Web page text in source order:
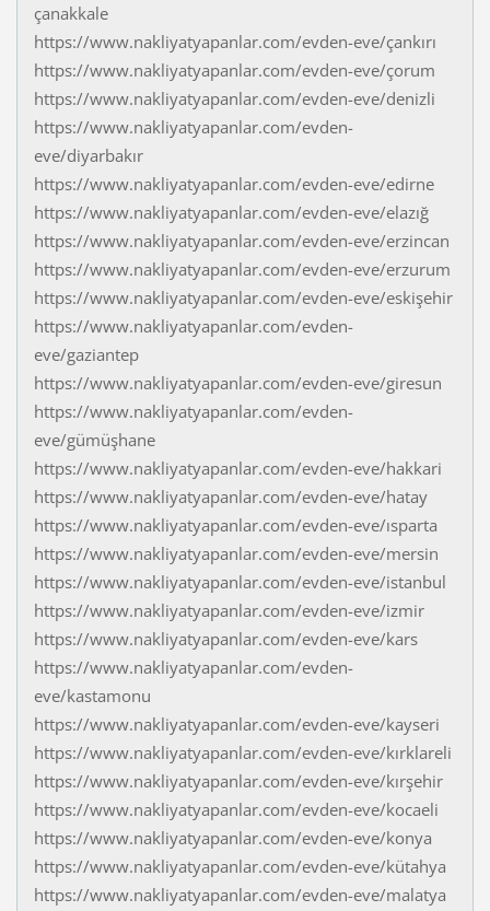
çanakkale
https://www.nakliyatyapanlar.com/evden-eve/çankırı
https://www.nakliyatyapanlar.com/evden-eve/çorum
https://www.nakliyatyapanlar.com/evden-eve/denizli
https://www.nakliyatyapanlar.com/evden-
eve/diyarbakır
https://www.nakliyatyapanlar.com/evden-eve/edirne
https://www.nakliyatyapanlar.com/evden-eve/elazığ
https://www.nakliyatyapanlar.com/evden-eve/erzincan
https://www.nakliyatyapanlar.com/evden-eve/erzurum
https://www.nakliyatyapanlar.com/evden-eve/eskişehir
https://www.nakliyatyapanlar.com/evden-
eve/gaziantep
https://www.nakliyatyapanlar.com/evden-eve/giresun
https://www.nakliyatyapanlar.com/evden-
eve/gümüşhane
https://www.nakliyatyapanlar.com/evden-eve/hakkari
https://www.nakliyatyapanlar.com/evden-eve/hatay
https://www.nakliyatyapanlar.com/evden-eve/ısparta
https://www.nakliyatyapanlar.com/evden-eve/mersin
https://www.nakliyatyapanlar.com/evden-eve/istanbul
https://www.nakliyatyapanlar.com/evden-eve/izmir
https://www.nakliyatyapanlar.com/evden-eve/kars
https://www.nakliyatyapanlar.com/evden-
eve/kastamonu
https://www.nakliyatyapanlar.com/evden-eve/kayseri
https://www.nakliyatyapanlar.com/evden-eve/kırklareli
https://www.nakliyatyapanlar.com/evden-eve/kırşehir
https://www.nakliyatyapanlar.com/evden-eve/kocaeli
https://www.nakliyatyapanlar.com/evden-eve/konya
https://www.nakliyatyapanlar.com/evden-eve/kütahya
https://www.nakliyatyapanlar.com/evden-eve/malatya